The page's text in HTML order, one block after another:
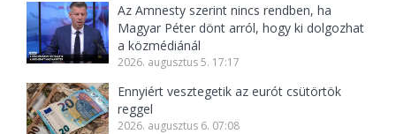
Az Amnesty szerint nincs rendben, ha
Magyar Péter dönt arról, hogy ki dolgozhat
a közmédiánál
2026. augusztus 5. 17:17
Ennyiért vesztegetik az eurót csütörtök
reggel
2026. augusztus 6. 07:08